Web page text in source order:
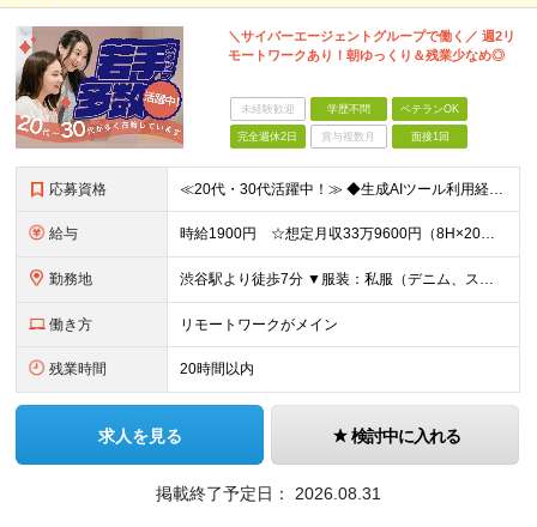
＼サイバーエージェントグループで働く／ 週2リ
モートワークあり！朝ゆっくり＆残業少なめ◎
未経験歓迎 学歴不問 ベテランOK
完全週休2日 賞与複数月 面接1回
応募資格 ≪20代・30代活躍中！≫ ◆生成AIツール利用経験 ※いずれかで問題ありません（プライベート可） ・Midjourney/Stable Diffusion/Runway/Pika/Adobe Fir
給与 時給1900円 ☆想定月収33万9600円（8H×20日+残業15H） ※交通費全額支給 ※在宅日数に応じて、在宅勤務手当あり
勤務地 渋谷駅より徒歩7分 ▼服装：私服（デニム、スニーカーOK） ▼働き方：週3日出社、週2日在宅勤務 ※月・水・金曜日は出社です ▼受動喫煙対策：屋内原則禁煙（喫煙専用室あり）
働き方 リモートワークがメイン
残業時間 20時間以内
求人を見る 検討中に入れる
掲載終了予定日： 2026.08.31